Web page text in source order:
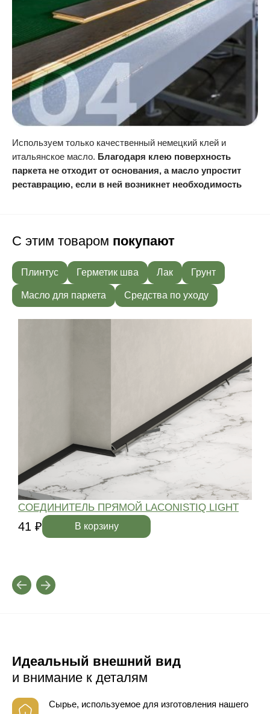
Используем только качественный немецкий клей и
итальянское масло. Благодаря клею поверхность
паркета не отходит от основания, а масло упростит
реставрацию, если в ней возникнет необходимость
С этим товаром покупают
Плинтус Герметик шва Лак Грунт
Масло для паркета Средства по уходу
СОЕДИНИТЕЛЬ ПРЯМОЙ LACONISTIQ LIGHT
41 ₽ В корзину
Идеальный внешний вид
и внимание к деталям
Сырье, используемое для изготовления нашего